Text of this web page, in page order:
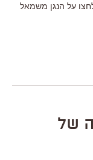
על הנגן משמאל
של